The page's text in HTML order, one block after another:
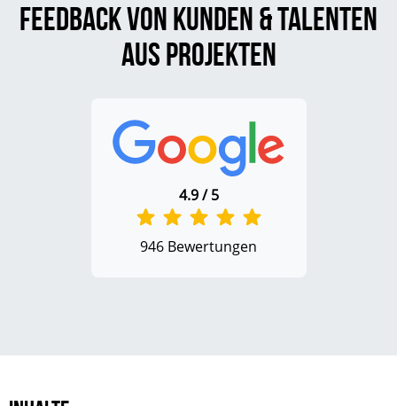
Feedback von Kunden & Talenten
aus Projekten
4.9 / 5
946 Bewertungen